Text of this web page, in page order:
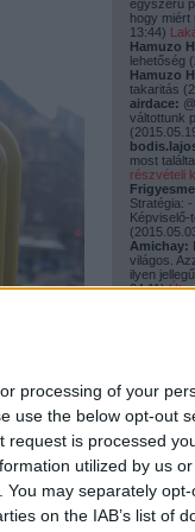
processing of your
use the below opt-out
request is processed
utilized by us
may separately
on the IAB’s list of
egyszerű
hogy miért
13:44)
Hamuzo
lehetőség (
Hamuzo
takaritás (
airdace:
váltottunk
(
most
részvételi
Stratégia:
Képviselő-
(
Amichay:
világos.
ilyen
04:11)
Utolsó 20
a drog( 5)